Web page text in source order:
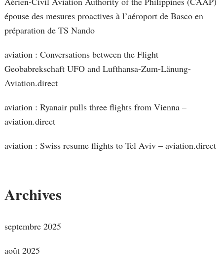
épouse des mesures proactives à l’aéroport de Basco en
préparation de TS Nando
aviation : Conversations between the Flight
Geobabrekschaft UFO and Lufthansa-Zum-Länung-
Aviation.direct
aviation : Ryanair pulls three flights from Vienna –
aviation.direct
aviation : Swiss resume flights to Tel Aviv – aviation.direct
Archives
septembre 2025
août 2025